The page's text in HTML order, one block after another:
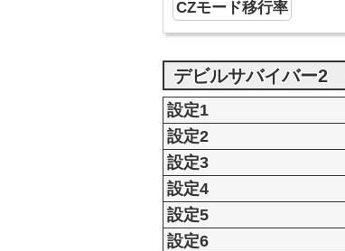
CZモード移行率
デビルサバイバー2
設定1
設定2
設定3
設定4
設定5
設定6